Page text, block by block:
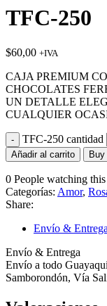
TFC-250
$60,00 +IVA
CAJA PREMIUM
CHOCOLATES
UN DETALLE
CUALQUIER
TFC-250 cantidad
Añadir al carrito
0 People watching
Categorías: Amor,
Share:
Envío & Entrega
Envío & Entrega
Envío a todo
Samborondón, Vía